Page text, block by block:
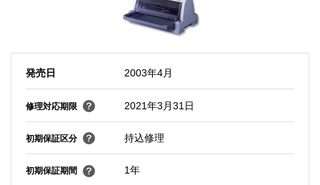
発売日 2003年4月
修理対応期限 2021年3月31日
初期保証区分 持込修理
初期保証期間 1年